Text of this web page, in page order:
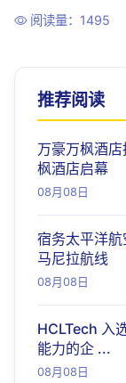
阅读量：1495
推荐阅读
万豪万枫酒
枫酒店启幕
08月08日
宿务太平洋
马尼拉航线
08月08日
HCLTech 入
能力的企 ...
08月08日